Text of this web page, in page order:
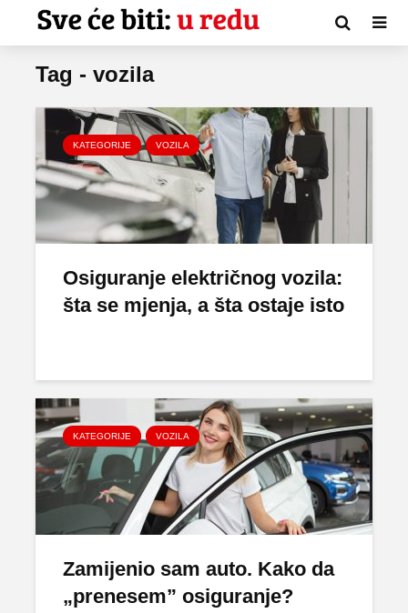
Tag - vozila
KATEGORIJE VOZILA
Osiguranje električnog vozila:
šta se mjenja, a šta ostaje isto
KATEGORIJE VOZILA
Zamijenio sam auto. Kako da
„prenesem” osiguranje?